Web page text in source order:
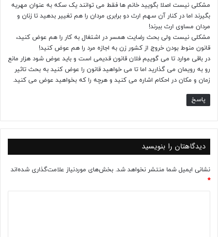
مشکلی نیست اصلا بگویید خانم ها فقط می توانند یک سکه به عنوان مهریه
بگیرند اما در کنار آن سهم ارث دو برابری مردان را هم تغییر بدهید تا زنان و
مردان مساوی ارث ببرند!
مشکلی نیست ولی بحث رضایت همسر در اشتغال به کار را هم عوض کنید،
قانون منوط بودن خروج از کشور زن به اجازه مرد را هم عوض کنید!
در باقی موارد تا می گوییم فلان قانون قدیمی است و باید عوض شود هزار مانع
رو به رویمان می گذارید اما تا می خواهید قانون را عوض کنید به بحث تاثیر
زمان و مکان در احکام اشاره می کنید و هرچه را که بخواهید عوض می کنید.
پاسخ
دیدگاهتان را بنویسید
نشانی ایمیل شما منتشر نخواهد شد. بخش‌های موردنیاز علامت‌گذاری شده‌اند
*